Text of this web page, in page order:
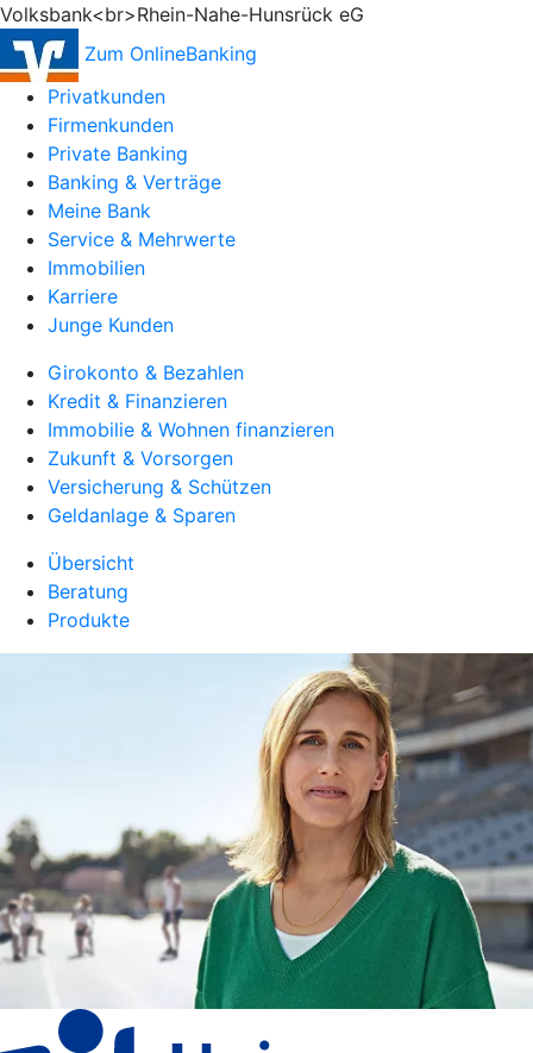
Volksbank<br>Rhein-Nahe-Hunsrück eG
Zum OnlineBanking
Privatkunden
Firmenkunden
Private Banking
Banking & Verträge
Meine Bank
Service & Mehrwerte
Immobilien
Karriere
Junge Kunden
Girokonto & Bezahlen
Kredit & Finanzieren
Immobilie & Wohnen finanzieren
Zukunft & Vorsorgen
Versicherung & Schützen
Geldanlage & Sparen
Übersicht
Beratung
Produkte